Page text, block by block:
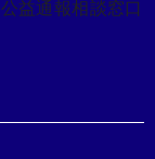
公益通報相談窓口